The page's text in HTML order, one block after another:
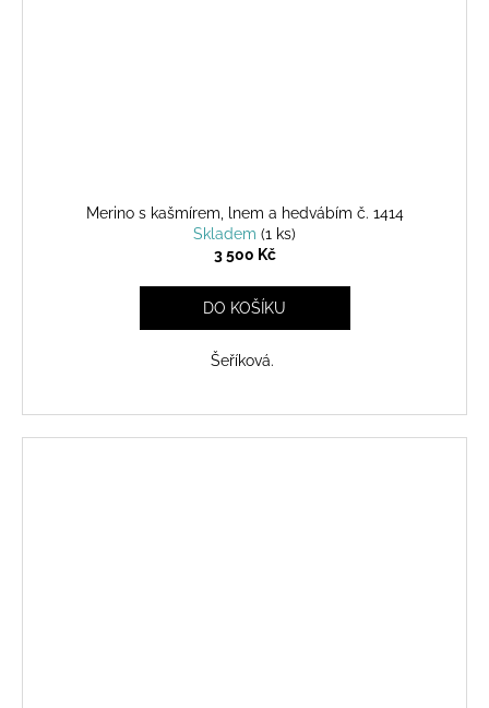
Merino s kašmírem, lnem a hedvábím č. 1414
Skladem (1 ks)
3 500 Kč
DO KOŠÍKU
Šeříková.